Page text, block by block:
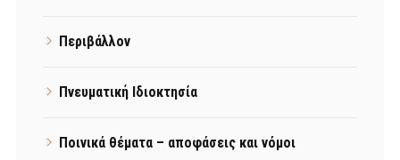
Περιβάλλον
Πνευματική Ιδιοκτησία
Ποινικά θέματα – αποφάσεις και νόμοι